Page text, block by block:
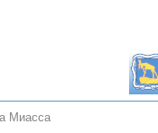
Миасса